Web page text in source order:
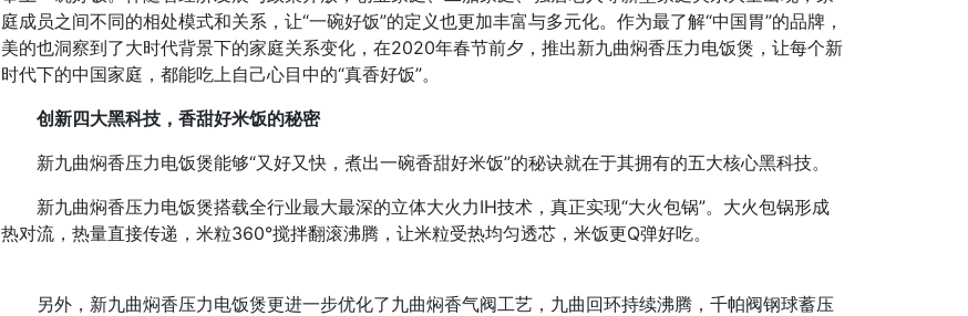
庭成员之间不同的相处模式和关系，让“一碗好饭”的定义也更加丰富与多元化。作为最了解“中国胃”的品牌，
美的也洞察到了大时代背景下的家庭关系变化，在2020年春节前夕，推出新九曲焖香压力电饭煲，让每个新
时代下的中国家庭，都能吃上自己心目中的“真香好饭”。
创新四大黑科技，香甜好米饭的秘密
新九曲焖香压力电饭煲能够“又好又快，煮出一碗香甜好米饭”的秘诀就在于其拥有的五大核心黑科技。
新九曲焖香压力电饭煲搭载全行业最大最深的立体大火力IH技术，真正实现“大火包锅”。大火包锅形成
热对流，热量直接传递，米粒360°搅拌翻滚沸腾，让米粒受热均匀透芯，米饭更Q弹好吃。
另外，新九曲焖香压力电饭煲更进一步优化了九曲焖香气阀工艺，九曲回环持续沸腾，千帕阀钢球蓄压